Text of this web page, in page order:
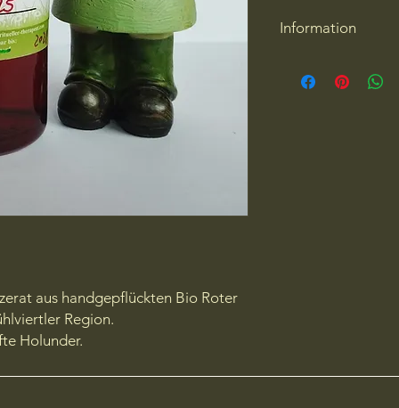
aus handgepflückten Bio Roter
Region.
Holunder.
Information
Bio Roter Holunder-